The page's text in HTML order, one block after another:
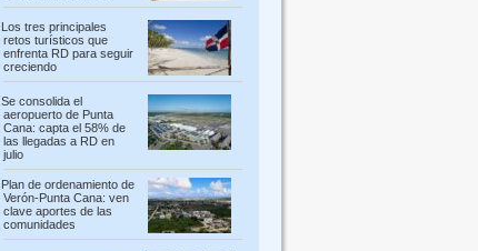
Los tres principales
retos turísticos que
enfrenta RD para seguir
creciendo
Se consolida el
aeropuerto de Punta
Cana: capta el 58% de
las llegadas a RD en
julio
Plan de ordenamiento de
Verón-Punta Cana: ven
clave aportes de las
comunidades